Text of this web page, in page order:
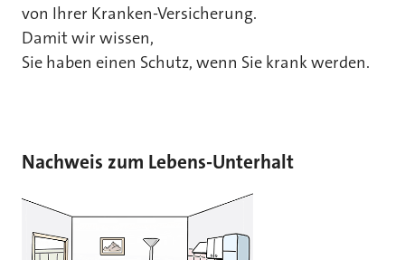
von Ihrer Kranken-Versicherung.
Damit wir wissen,
Sie haben einen Schutz, wenn Sie krank werden.
Nachweis zum Lebens-Unterhalt